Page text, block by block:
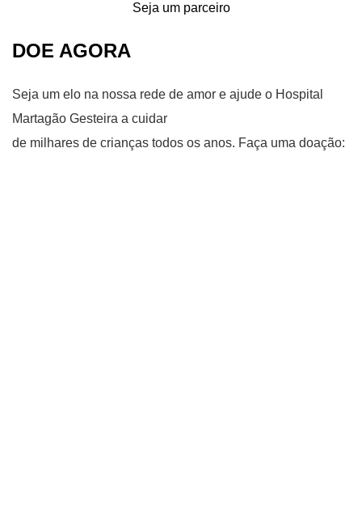
Seja um parceiro
DOE AGORA
Seja um elo na nossa rede de amor e ajude o Hospital
Martagão Gesteira a cuidar
de milhares de crianças todos os anos. Faça uma doação: